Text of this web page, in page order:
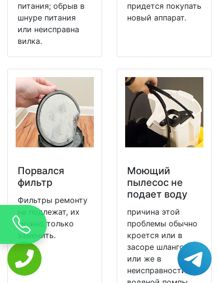
питания; обрыв в
шнуре питания
или неисправна
вилка.
придется покупать
новый аппарат.
Порвался
фильтр
Фильтры ремонту
не подлежат, их
можно только
заменить.
Моющий
пылесос не
подает воду
причина этой
проблемы обычно
кроется или в
засоре шлангов,
или же в
неисправности